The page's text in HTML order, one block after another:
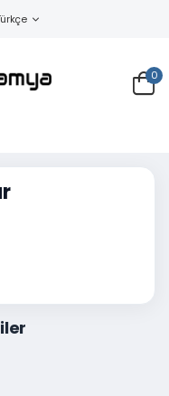
Tema
0